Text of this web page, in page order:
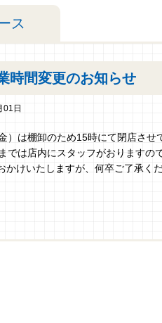
ス
時間変更のお知らせ
01日
）は棚卸のため15時にて閉店させ
では店内にスタッフがおりますの
かけいたしますが、何卒ご了承く